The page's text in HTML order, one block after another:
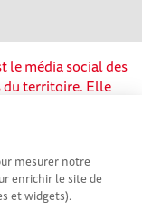
mesurer notre
enrichir le site de
et widgets).
le média social des
du territoire. Elle
est cofinancé
de
est une